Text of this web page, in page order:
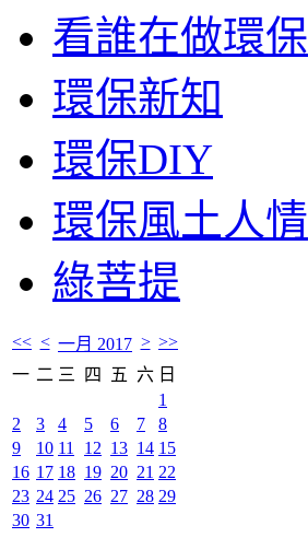
看誰在做環保
環保新知
環保DIY
環保風土人情
綠菩提
<< < 一月 2017 > >>
一 二 三 四 五 六 日
1
2
3 4 5 6 7
8
9
10 11 12 13 14 15
16 17 18 19 20 21 22
23 24 25 26 27 28 29
30 31